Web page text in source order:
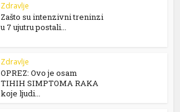
Zdravlje
Zašto su intenzivni treninzi
u 7 ujutru postali...
Zdravlje
OPREZ: Ovo je osam
TIHIH SIMPTOMA RAKA
koje ljudi...